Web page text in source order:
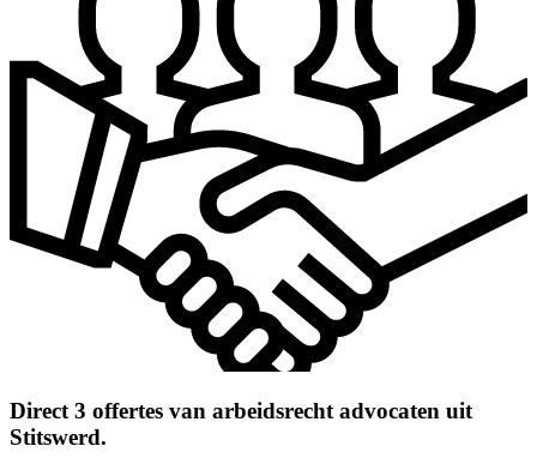
Direct 3 offertes van arbeidsrecht advocaten uit
Stitswerd.